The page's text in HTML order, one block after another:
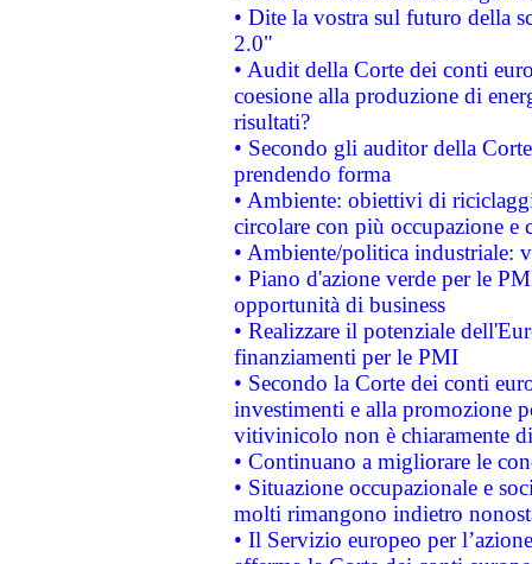
• Dite la vostra sul futuro della
2.0"
• Audit della Corte dei conti
coesione alla produzione di
risultati?
• Secondo gli auditor della
prendendo forma
• Ambiente: obiettivi di
circolare con più occupazione e
• Ambiente/politica industriale:
• Piano d'azione verde per le
opportunità di business
• Realizzare il potenziale
finanziamenti per le PMI
• Secondo la Corte dei conti
investimenti e alla promozione
vitivinicolo non è chiaramente
• Continuano a migliorare le
• Situazione occupazionale e
molti rimangono indietro
• Il Servizio europeo per